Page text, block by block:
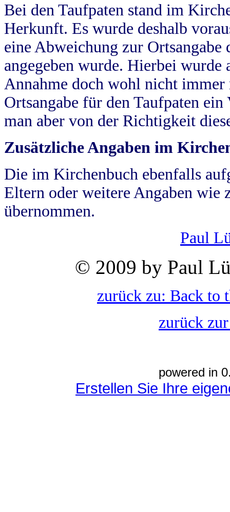
Bei den Taufpaten stand im
Herkunft. Es wurde deshalb
eine Abweichung zur
angegeben wurde. Hierbei wurde
Annahme doch wohl nicht
Ortsangabe für den Taufpaten
man aber von der Richtigkeit
Zusätzliche Angaben im
Die im Kirchenbuch ebenfalls
Eltern oder weitere Angaben wie
übernommen.
Paul
© 2009 by Paul
zurück zu: Back to
zurück
powered in
Erstellen Sie Ihre